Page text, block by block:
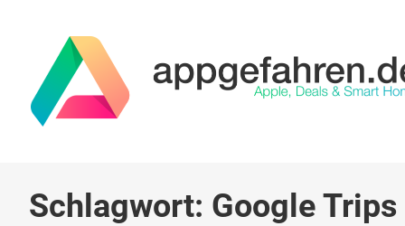
Schlagwort: Google Trips